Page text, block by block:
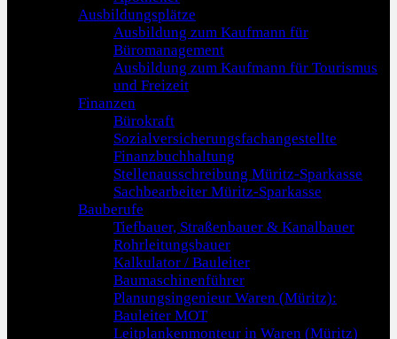
Ausbildungsplätze
Ausbildung zum Kaufmann für
Büromanagement
Ausbildung zum Kaufmann für Tourismus
und Freizeit
Finanzen
Bürokraft
Sozialversicherungsfachangestellte
Finanzbuchhaltung
Stellenausschreibung Müritz-Sparkasse
Sachbearbeiter Müritz-Sparkasse
Bauberufe
Tiefbauer, Straßenbauer & Kanalbauer
Rohrleitungsbauer
Kalkulator / Bauleiter
Baumaschinenführer
Planungsingenieur Waren (Müritz):
Bauleiter MOT
Leitplankenmonteur in Waren (Müritz)